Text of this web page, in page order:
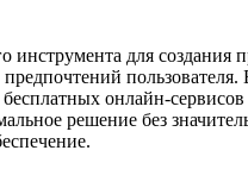
инструмента для создания
пользователя.
онлайн-
решение без